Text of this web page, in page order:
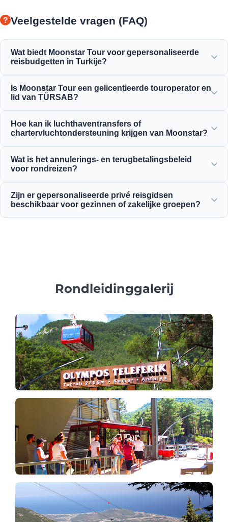
Veelgestelde vragen (FAQ)
Wat biedt Moonstar Tour voor gepersonaliseerde
reisbudgetten in Turkije?
gepersonaliseerde diensten voor zakelijke en recreatieve
doeleinden, geschikt voor elk budget en biedt waar voor je
Is Moonstar Tour een gelicentieerde touroperator en
lid van TÜRSAB?
van klasse A en een trots lid van TÜRSAB (Turkije
Vereniging van Reisbureaus), wat maximale
Hoe kan ik luchthaventransfers of
chartervluchtondersteuning krijgen van Moonstar?
chartervluchtreserveringen kunnen rechtstreeks via onze
website of door contact op te nemen met ons 24/7
Wat is het annulerings- en terugbetalingsbeleid
voor rondreizen?
meeste standaard dagtochten, waarbij doorgaans gratis
annuleren tot 24 uur voor vertrek is toegestaan.
Zijn er gepersonaliseerde privé reisgidsen
beschikbaar voor gezinnen of zakelijke groepen?
Rondleidinggalerij